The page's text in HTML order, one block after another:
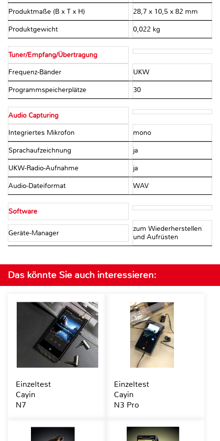
Produktmaße (B x T x H) 28,7 x 10,5 x 82 mm
Produktgewicht 0,022 kg
Tuner/Empfang/Übertragung
Frequenz-Bänder UKW
Programmspeicherplätze 30
Audio Capturing
Integriertes Mikrofon mono
Sprachaufzeichnung ja
UKW-Radio-Aufnahme ja
Audio-Dateiformat WAV
Software
Geräte-Manager
zum Wiederherstellen
und Aufrüsten
Das könnte Sie auch interessieren:
Einzeltest
Cayin
N7
Einzeltest
Cayin
N3 Pro